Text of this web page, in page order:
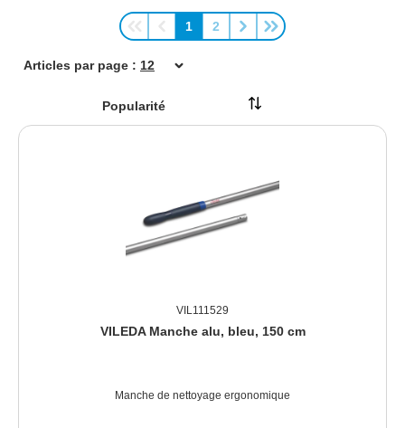
Page
1
Page
2
Articles par page :
VIL111529
VILEDA Manche alu, bleu, 150 cm
Manche de nettoyage ergonomique